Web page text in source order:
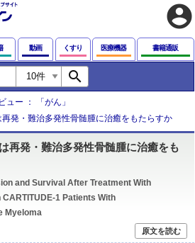
account_circle
動画 くすり 医療機器 書籍通販
search
ュー ： 「がん」
発・難治多発性骨髄腫に治癒をもたらすか
再発・難治多発性骨髄腫に治癒をも
and Survival After Treatment With
1 Patients With
Myeloma
原文を読む